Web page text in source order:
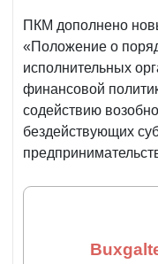
ПКМ дополнено
«Положение о
исполнительных
финансовой
содействию
бездействующих